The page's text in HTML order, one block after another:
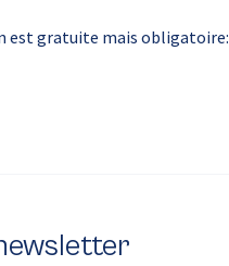
est gratuite mais obligatoire: